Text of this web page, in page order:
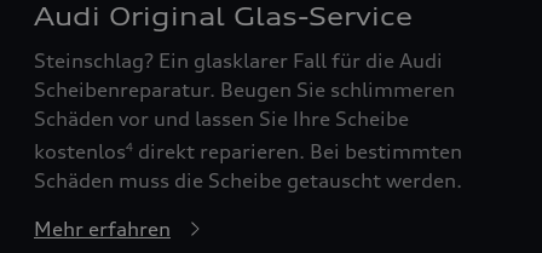
Audi Original Glas-Service
Steinschlag? Ein glasklarer Fall für die Audi
Scheibenreparatur. Beugen Sie schlimmeren
Schäden vor und lassen Sie Ihre Scheibe
kostenlos4 direkt reparieren. Bei bestimmten
Schäden muss die Scheibe getauscht werden.
Mehr erfahren